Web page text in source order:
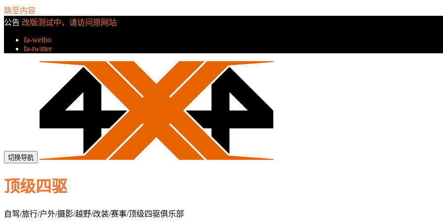
跳至内容
公告 改版测试中，请访问原网站
fa-weibo
fa-twitter
切换导航
顶级四驱
自驾/旅行/户外/摄影/越野/改装/赛事/顶级四驱俱乐部